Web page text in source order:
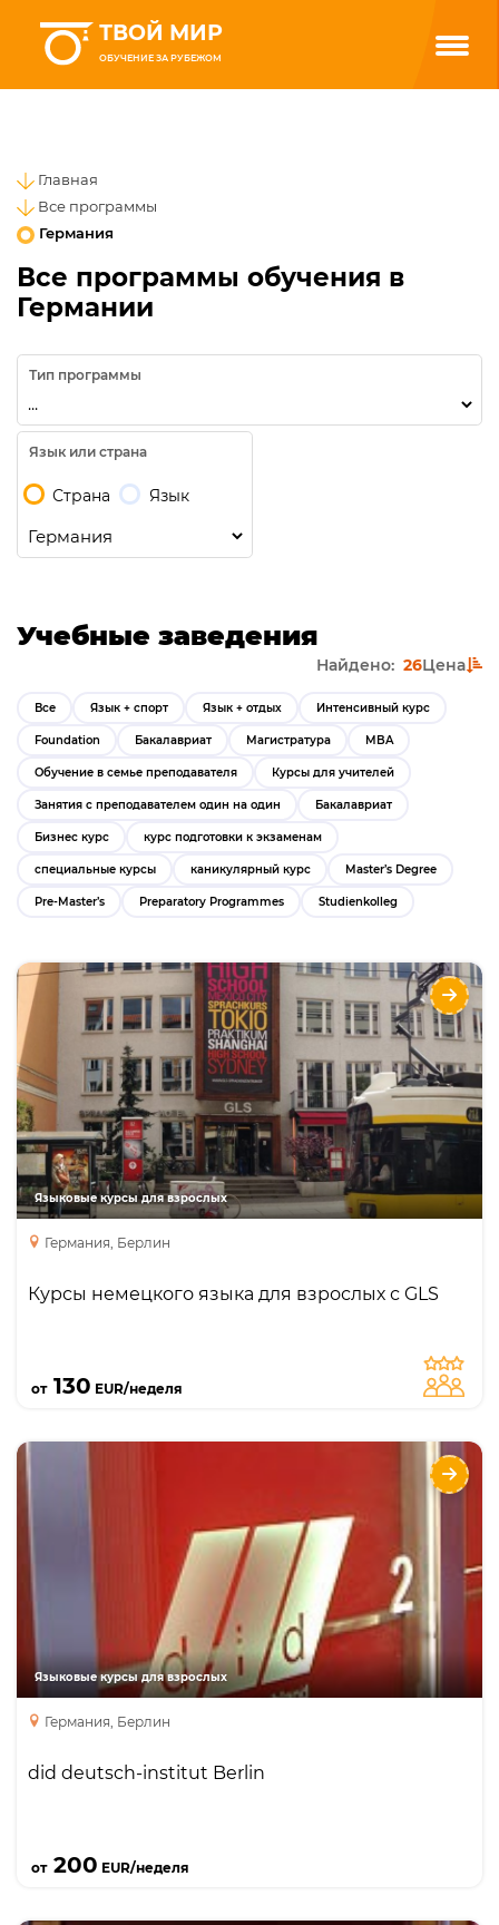
ТВОЙ МИР
ОБУЧЕНИЕ ЗА РУБЕЖОМ
Главная
Все программы
Германия
Все программы обучения в
Германии
Тип программы
Язык или страна
Страна Язык
Учебные заведения
Найдено: 26Цена
Все Язык + спорт Язык + отдых Интенсивный курс
Foundation Бакалавриат Магистратура MBA
Обучение в семье преподавателя Курсы для учителей
Занятия с преподавателем один на один Бакалавриат
Бизнес курс курс подготовки к экзаменам
специальные курсы каникулярный курс Master’s Degree
Pre-Master’s Preparatory Programmes Studienkolleg
Языковые курсы для взрослых
Германия, Берлин
Курсы немецкого языка для взрослых с GLS
от130 EUR/неделя
Курсы немецкого языка для взрослых с GLS
Курсы
Языки
Интенсивный курс
Курсы для учителей
Занятия с преподавателем один на один
Бизнес курс
курс подготовки к экзаменам
Языковые курсы для взрослых
Германия, Берлин
did deutsch-institut Berlin
от200 EUR/неделя
did deutsch-institut Berlin
Интенсивный курс
Курсы для учителей
Занятия с преподавателем один на один
Бизнес курс
курс подготовки к экзаменам